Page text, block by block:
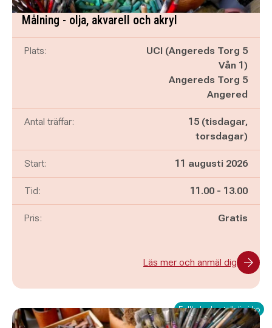
Målning - olja, akvarell och akryl
Plats:
UCI (Angereds Torg 5
Vån 1)
Angereds Torg 5
Angered
Antal träffar:
15 (tisdagar,
torsdagar)
Start: 11 augusti 2026
Tid: Pågår mellan
11.00 - och
13.00
Pris: Gratis
Läs mer och anmäl dig
Fullbokad - ställ dig i kö